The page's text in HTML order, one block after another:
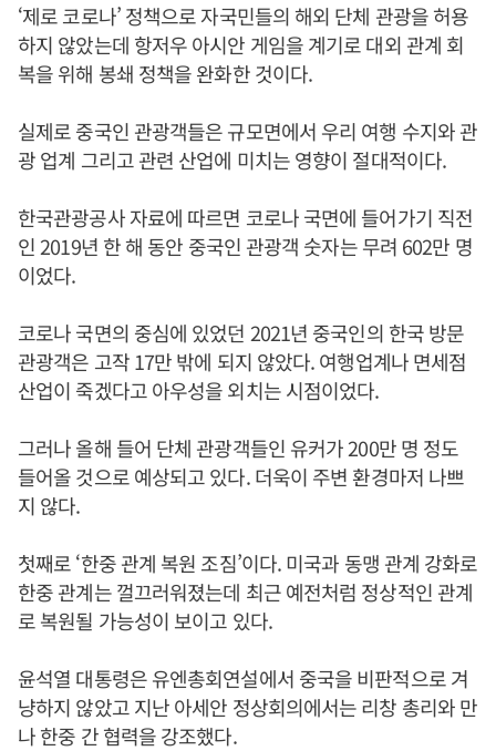
‘제로 코로나’ 정책으로 자국민들의 해외 단체 관광을 허용
하지 않았는데 항저우 아시안 게임을 계기로 대외 관계 회
복을 위해 봉쇄 정책을 완화한 것이다.
실제로 중국인 관광객들은 규모면에서 우리 여행 수지와 관
광 업계 그리고 관련 산업에 미치는 영향이 절대적이다.
한국관광공사 자료에 따르면 코로나 국면에 들어가기 직전
인 2019년 한 해 동안 중국인 관광객 숫자는 무려 602만 명
이었다.
코로나 국면의 중심에 있었던 2021년 중국인의 한국 방문
관광객은 고작 17만 밖에 되지 않았다. 여행업계나 면세점
산업이 죽겠다고 아우성을 외치는 시점이었다.
그러나 올해 들어 단체 관광객들인 유커가 200만 명 정도
들어올 것으로 예상되고 있다. 더욱이 주변 환경마저 나쁘
지 않다.
첫째로 ‘한중 관계 복원 조짐’이다. 미국과 동맹 관계 강화로
한중 관계는 껄끄러워졌는데 최근 예전처럼 정상적인 관계
로 복원될 가능성이 보이고 있다.
윤석열 대통령은 유엔총회연설에서 중국을 비판적으로 겨
냥하지 않았고 지난 아세안 정상회의에서는 리창 총리와 만
나 한중 간 협력을 강조했다.